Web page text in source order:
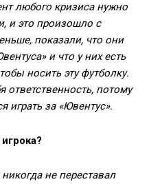
любого кризиса нужно
и это произошло с
показали, что они
и что у них есть
носить эту футболку.
потому
играть за «Ювентус».
не переставал